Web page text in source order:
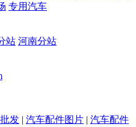
专用汽车
站 河南分站
发 | 汽车配件图片 | 汽车配件